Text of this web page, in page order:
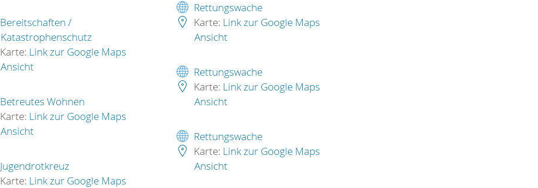
Bereitschaften /
Katastrophenschutz
Karte: Link zur Google Maps
Ansicht
Betreutes Wohnen
Karte: Link zur Google Maps
Ansicht
Jugendrotkreuz
Karte: Link zur Google Maps
Rettungswache
Karte: Link zur Google Maps
Ansicht
Rettungswache
Karte: Link zur Google Maps
Ansicht
Rettungswache
Karte: Link zur Google Maps
Ansicht